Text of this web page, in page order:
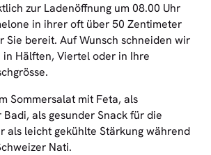
zur Ladenöffnung um 08.00 Uhr
in ihrer oft über 50 Zentimeter
Sie bereit. Auf Wunsch schneiden wir
Hälften, Viertel oder in Ihre
Sommersalat mit Feta, als
als gesunder Snack für die
als leicht gekühlte Stärkung während
Nati.